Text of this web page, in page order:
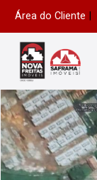
Área do Cliente